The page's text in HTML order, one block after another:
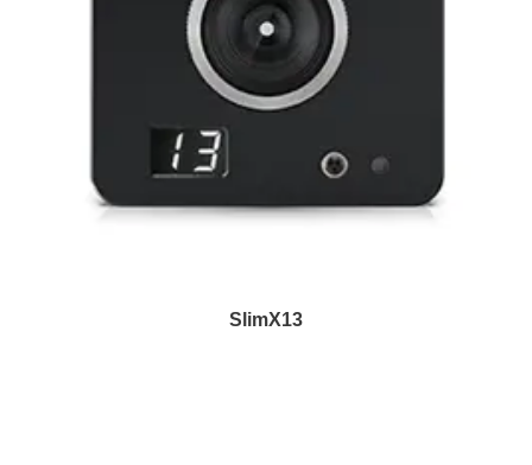
SlimX13